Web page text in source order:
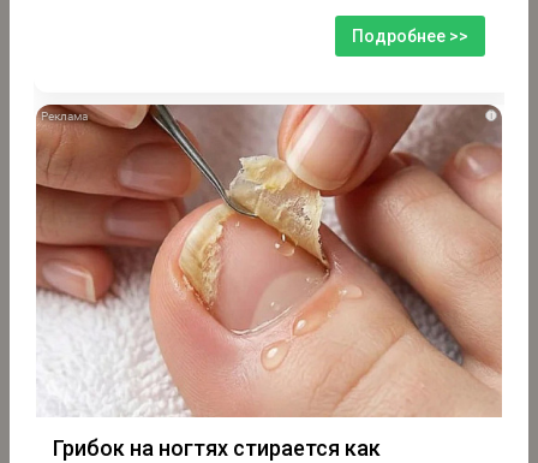
Подробнее >>
i
Грибок на ногтях стирается как